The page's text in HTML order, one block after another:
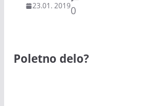
23.01. 20190
Poletno delo?